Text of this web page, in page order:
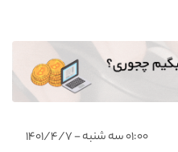
۰۱:۰۰ سه شنبه - ۱۴۰۱/۴/۷